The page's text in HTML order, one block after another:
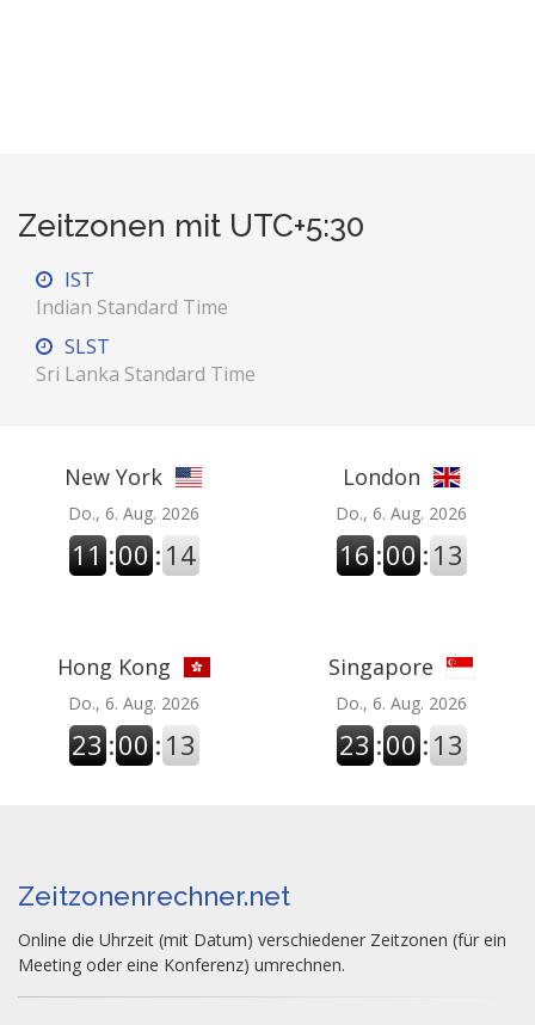
Zeitzonen mit UTC+5:30
IST
Indian Standard Time
SLST
Sri Lanka Standard Time
New York
Do., 6. Aug. 2026
11 :00 : 14
London
Do., 6. Aug. 2026
16 :00 : 14
Hong Kong
Do., 6. Aug. 2026
23 :00 : 14
Singapore
Do., 6. Aug. 2026
23 :00 : 14
Zeitzonenrechner.net
Online die Uhrzeit (mit Datum) verschiedener Zeitzonen (für ein
Meeting oder eine Konferenz) umrechnen.